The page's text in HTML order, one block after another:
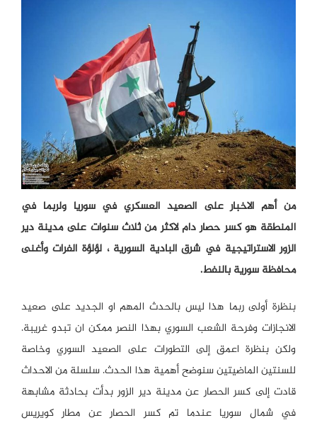
من أهم الاخبار على الصعيد العسكري في سوريا ولربما في
المنطقة هو كسر حصار دام لاكثر من ثلاث سنوات على مدينة دير
الزور الاستراتيجية في شرق البادية السورية ، لؤلؤة الفرات وأغنى
محافظة سورية بالنفط.
بنظرة أولى ربما هذا ليس بالحدث المهم او الجديد على صعيد
الانجازات وفرحة الشعب السوري بهذا النصر ممكن ان تبدو غريبة.
ولكن بنظرة اعمق إلى التطورات على الصعيد السوري وخاصة
للسنتين الماضيتين سنوضح أهمية هذا الحدث. سلسلة من الاحداث
قادت إلى كسر الحصار عن مدينة دير الزور بدأت بحادثة مشابهة
في شمال سوريا عندما تم كسر الحصار عن مطار كويريس